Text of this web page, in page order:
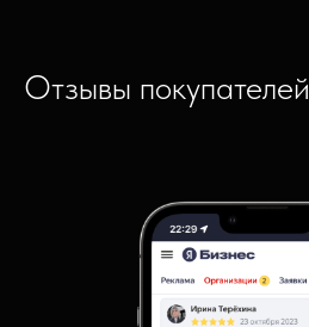
Отзывы покупателей